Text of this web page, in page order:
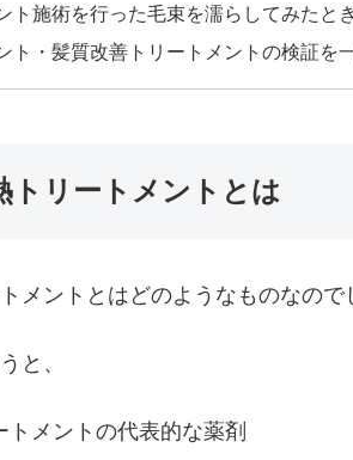
ト施術を行った毛束を濡らしてみたと
ト・髪質改善トリートメントの検証を
トリートメントとは
メントとはどのようなものなので
と、
トメントの代表的な薬剤